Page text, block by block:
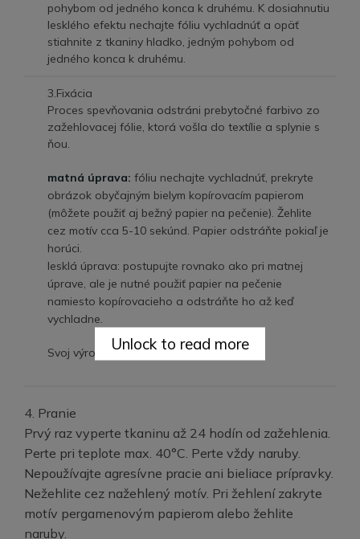
pohybom od jedného konca k druhému. K dosiahnutiu
lesklého efektu nechajte fóliu vychladnúť a opäť
stiahnite z tkaniny hladko, jedným pohybom od
jedného konca k druhému.
3.Fixácia
Proces spevňovania odstráni prebytočné farbivo zo
zažehlovacej fólie, ktorá vošla do textílie a splynie s
ňou.
matná úprava: fóliu nechajte vychladnúť, prekryte
obrázok obyčajným bielym kopírovacím papierom
(môžete použiť aj bežný papier na pečenie). Žehlite
cez motív cca 5-10 sekúnd. Papier odstráňte pokiaľ je
horúci.
lesklá úprava: postupujte rovnako ako pri matnej
úprave, ale je nutné použiť papier na pečenie
namiesto kopírovacieho a odstráňte ho až keď
vychladne.
Svoj výrobok môžete teraz dokončiť.
4. Pranie
Prvý raz vyperte tkaninu až 24 hodín od zažehlenia.
Perte pri teplote max. 40°C. Perte vždy naruby.
Nepoužívajte agresívne pracie ani bieliace prípravky.
Nežehlite cez nažehlený motív. Pri žehlení zakryte
motív pergamenovým papierom alebo žehlite
naruby.
Unlock to read more